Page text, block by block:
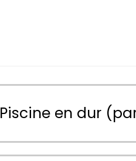
Piscine en dur